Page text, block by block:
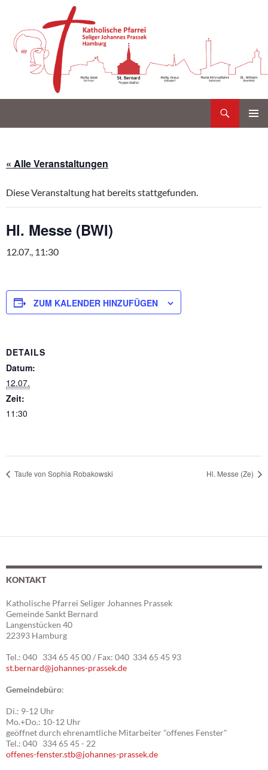
« Alle Veranstaltungen
Diese Veranstaltung hat bereits stattgefunden.
Hl. Messe (BWI)
12.07., 11:30
ZUM KALENDER HINZUFÜGEN
DETAILS
Datum:
12.07.
Zeit:
11:30
Taufe von Sophia Robakowski Hl. Messe (Ze)
KONTAKT
Katholische Pfarrei Seliger Johannes Prassek
Gemeinde Sankt Bernard
Langenstücken 40
22393 Hamburg
Tel.: 040 334 65 45 00 / Fax: 040 334 65 45 93
st.bernard@johannes-prassek.de
Gemeindebüro:
Di.: 9-12 Uhr
Mo.+Do.: 10-12 Uhr
geöffnet durch ehrenamtliche Mitarbeiter "offenes Fenster"
Tel.: 040 334 65 45 - 22
offenes-fenster.stb@johannes-prassek.de